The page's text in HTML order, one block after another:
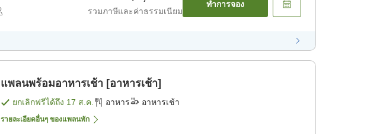
รวมภาษีและค่าธรรมเนียม
ทำการจอง
แพลนพร้อมอาหารเช้า [อาหารเช้า]
ยกเลิกฟรีได้ถึง 17 ส.ค. อาหาร อาหารเช้า
รายละเอียดอื่นๆ ของแพลนพัก